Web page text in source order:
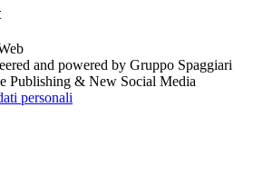
and powered by Gruppo Spaggiari
Publishing & New Social Media
personali